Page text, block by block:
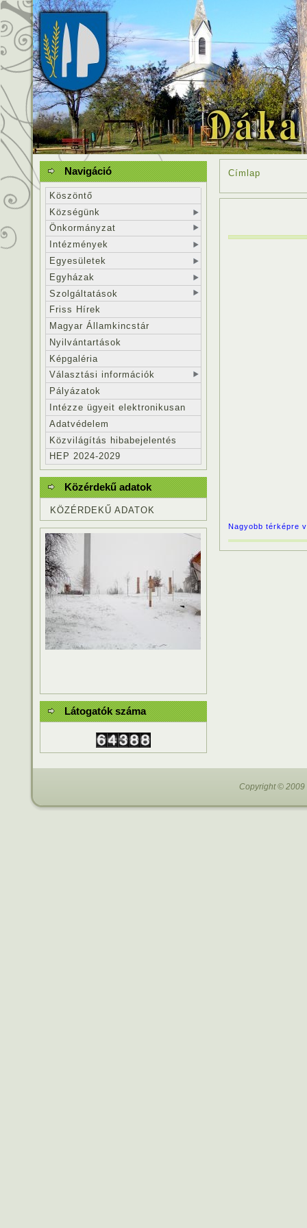
Címlap
Nagyobb térképre
Navigáció
Köszöntő
Községünk
Önkormányzat
Intézmények
Egyesületek
Egyházak
Szolgáltatások
Friss Hírek
Magyar Államkincstár
Nyilvántartások
Képgaléria
Választási információk
Pályázatok
Intézze ügyeit elektronikusan
Adatvédelem
Közvilágítás hibabejelentés
HEP 2024-2029
Közérdekű adatok
KÖZÉRDEKŰ ADATOK
Látogatók száma
Copyright © 2009